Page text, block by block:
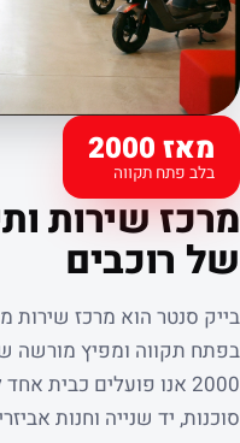
מאז 2000
בלב פתח תקווה
קצת עלינו
מרכז שירות
של רוכבים
בייק סנטר הוא מרכז שירות
בפתח תקווה ומפיץ מורשה
2000 אנו פועלים כבית
סוכנות, יד שנייה וחנות